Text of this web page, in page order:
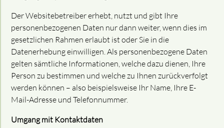
Der Websitebetreiber erhebt, nutzt und gibt Ihre
personenbezogenen Daten nur dann weiter, wenn dies im
gesetzlichen Rahmen erlaubt ist oder Sie in die
Datenerhebung einwilligen. Als personenbezogene Daten
gelten sämtliche Informationen, welche dazu dienen, Ihre
Person zu bestimmen und welche zu Ihnen zurückverfolgt
werden können – also beispielsweise Ihr Name, Ihre E-
Mail-Adresse und Telefonnummer.
Umgang mit Kontaktdaten